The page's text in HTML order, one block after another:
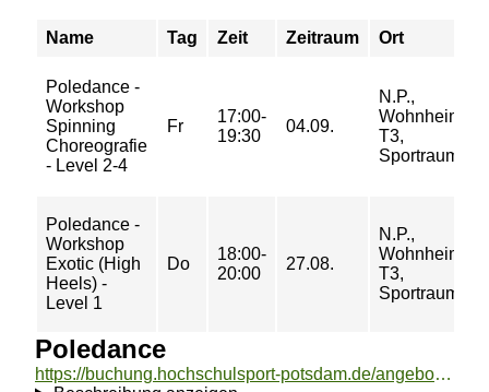
Name Tag Zeit Zeitraum Ort
Poledance -
Workshop
Spinning
Choreografie
- Level 2-4
Fr
17:00-
19:30
04.09.
N.P.,
Wohnheim
T3,
Sportraum
Poledance -
Workshop
Exotic (High
Heels) -
Level 1
Do
18:00-
20:00
27.08.
N.P.,
Wohnheim
T3,
Sportraum
Poledance
https://buchung.hochschulsport-potsdam.de/angebote/aktueller_zeitraum/_Poledance.html